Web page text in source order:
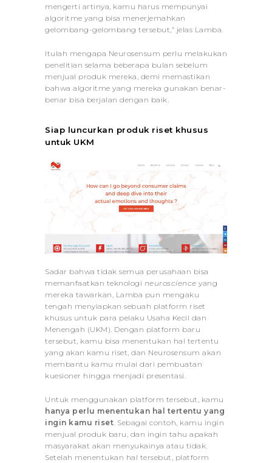
mengerti artinya, kamu harus mempunyai
algoritme yang bisa menerjemahkan
gelombang-gelombang tersebut,” jelas Lamba.
Itulah mengapa Neurosensum perlu melakukan
penelitian selama beberapa bulan sebelum
menjual produk mereka, demi memastikan
bahwa algoritme yang mereka gunakan benar-
benar bisa berjalan dengan baik.
Siap luncurkan produk riset khusus
untuk UKM
Sadar bahwa tidak semua perusahaan bisa
memanfaatkan teknologi neuroscience yang
mereka tawarkan, Lamba pun mengaku
tengah menyiapkan sebuah platform riset
khusus untuk para pelaku Usaha Kecil dan
Menengah (UKM). Dengan platform baru
tersebut, kamu bisa menentukan hal tertentu
yang akan kamu riset, dan Neurosensum akan
membantu kamu mulai dari pembuatan
kuesioner hingga menjadi presentasi.
Untuk menggunakan platform tersebut, kamu
hanya perlu menentukan hal tertentu yang
ingin kamu riset. Sebagai contoh, kamu ingin
menjual produk baru, dan ingin tahu apakah
masyarakat akan menyukainya atau tidak.
Setelah menentukan hal tersebut, platform